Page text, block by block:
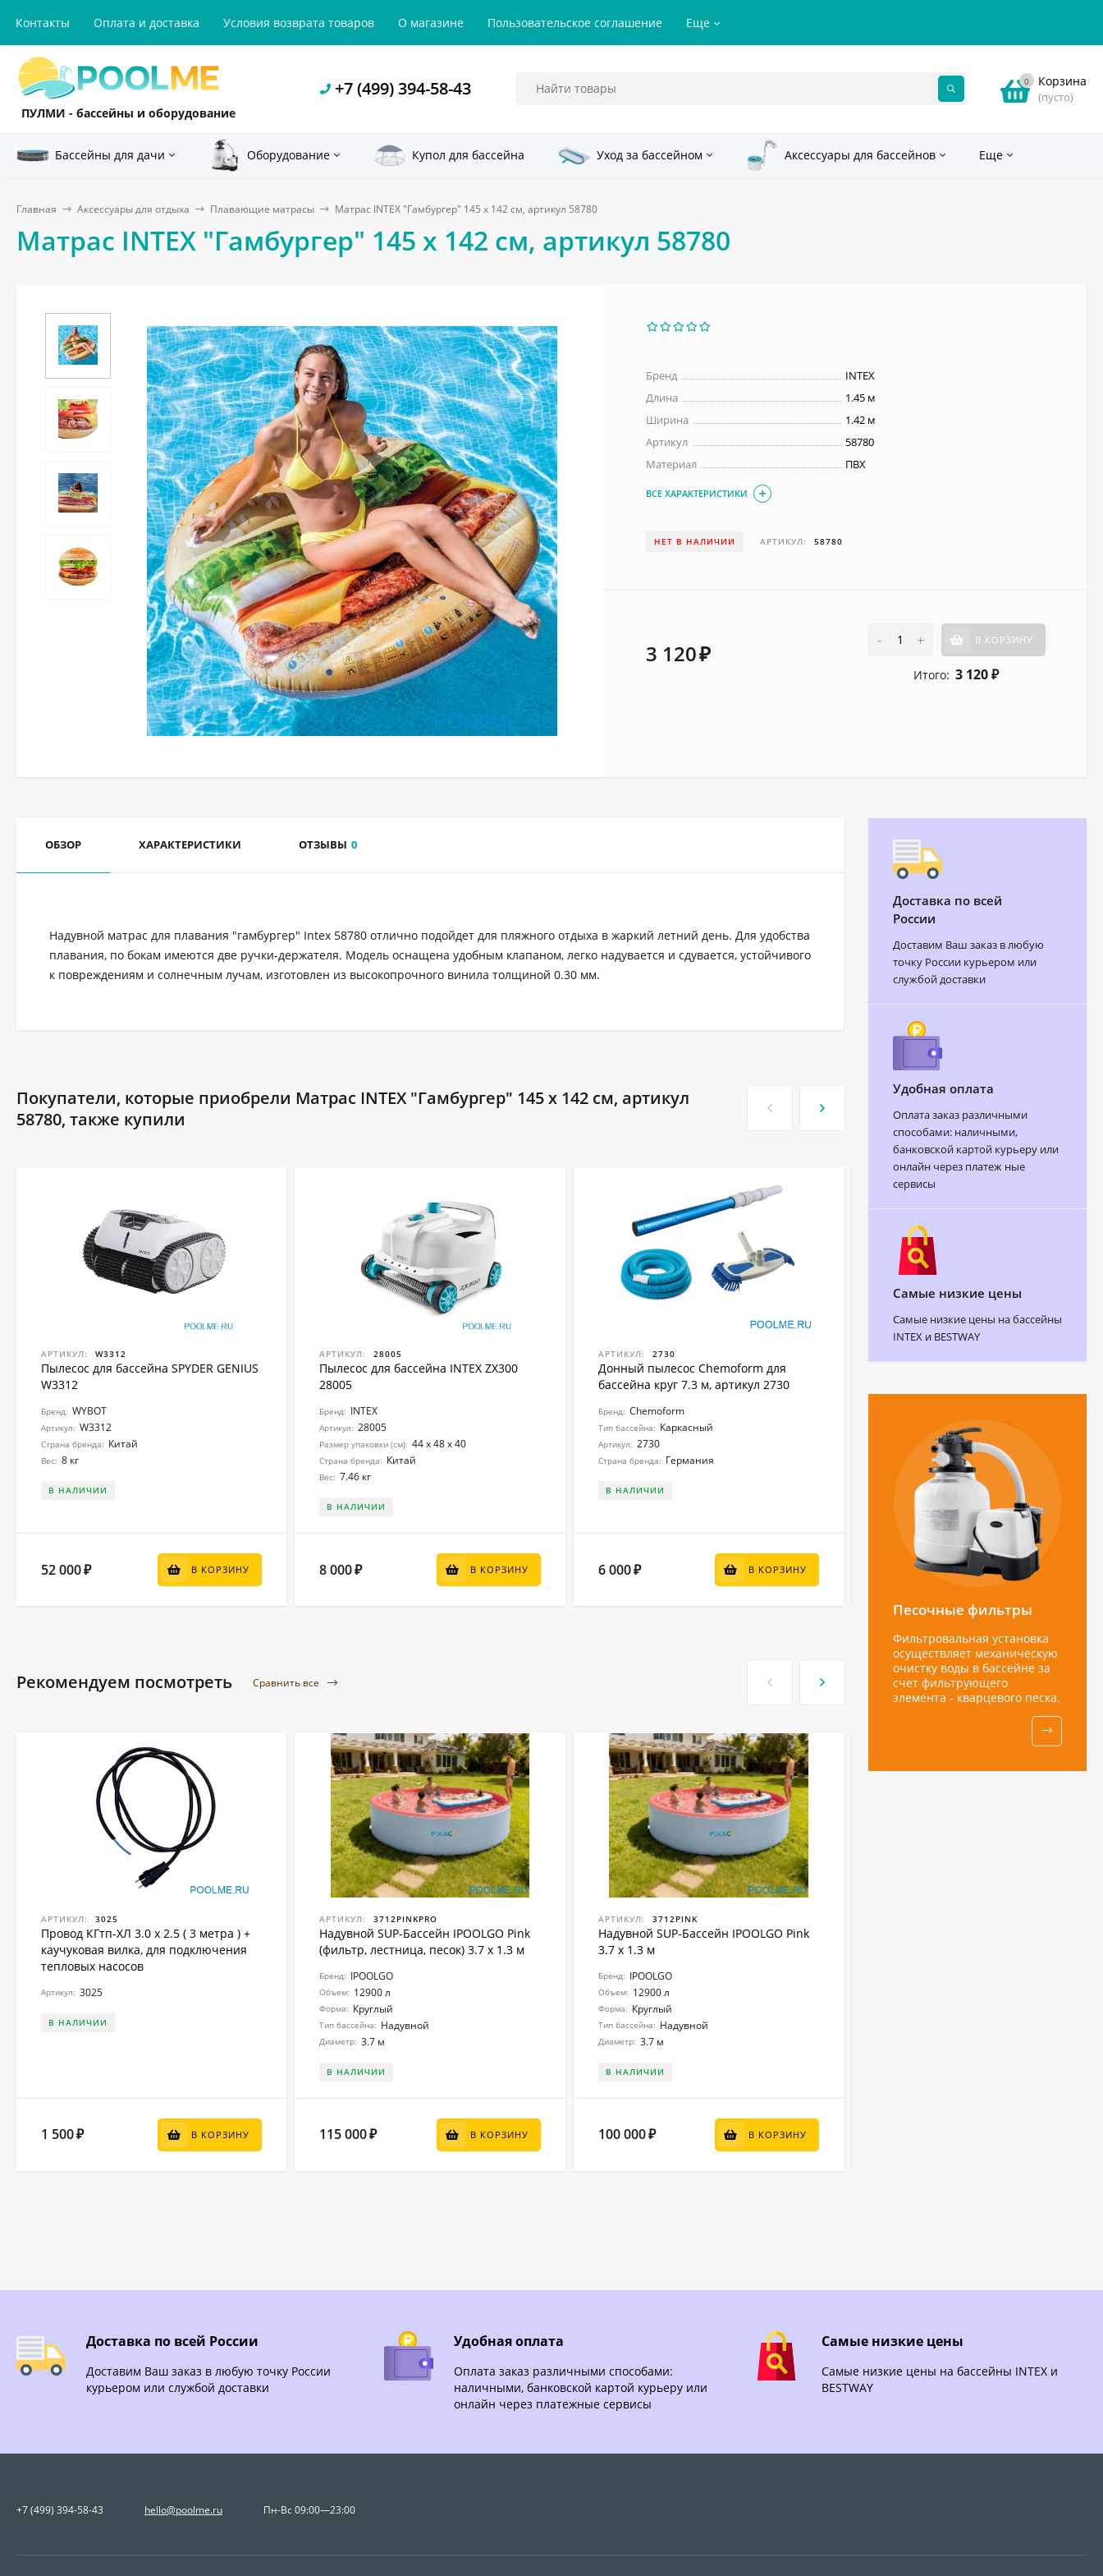
Контакты Оплата и доставка Условия возврата товаров О магазине Пользовательское соглашение Еще
ПУЛМИ - бассейны и оборудование
+7 (499) 394-58-43 0 Корзина
(пусто)
Бассейны для дачи Оборудование Купол для бассейна Уход за бассейном Аксессуары для бассейнов Еще
Главная Аксессуары для отдыха Плавающие матрасы Матрас INTEX "Гамбургер" 145 x 142 см, артикул 58780
Матрас INTEX "Гамбургер" 145 x 142 см, артикул 58780
Бренд
INTEX
Длина
1.45 м
Ширина
1.42 м
Артикул
58780
Материал
ПВХ
ВСЕ ХАРАКТЕРИСТИКИ
НЕТ В НАЛИЧИИ АРТИКУЛ: 58780
3 120₽
- + В КОРЗИНУ
Итого: 3 120₽
ОБЗОР ХАРАКТЕРИСТИКИ ОТЗЫВЫ 0
Надувной матрас для плавания "гамбургер" Intex 58780 отлично подойдет для пляжного отдыха в жаркий летний день. Для удобства
плавания, по бокам имеются две ручки-держателя. Модель оснащена удобным клапаном, легко надувается и сдувается, устойчивого
к повреждениям и солнечным лучам, изготовлен из высокопрочного винила толщиной 0.30 мм.
Покупатели, которые приобрели Матрас INTEX "Гамбургер" 145 x 142 см, артикул
58780, также купили
АРТИКУЛ: W3312
Пылесос для бассейна SPYDER GENIUS
W3312
Бренд: WYBOT
Артикул: W3312
Страна бренда: Китай
Вес: 8 кг
В НАЛИЧИИ
52 000₽ В КОРЗИНУ
АРТИКУЛ: 28005
Пылесос для бассейна INTEX ZX300
28005
Бренд: INTEX
Артикул: 28005
Размер упаковки (см): 44 х 48 х 40
Страна бренда: Китай
Вес: 7.46 кг
В НАЛИЧИИ
8 000₽ В КОРЗИНУ
АРТИКУЛ: 2730
Донный пылесос Chemoform для
бассейна круг 7.3 м, артикул 2730
Бренд: Chemoform
Тип бассейна: Каркасный
Артикул: 2730
Страна бренда: Германия
В НАЛИЧИИ
6 000₽ В КОРЗИНУ
W3312NG
Страна бренда: Китай
7.8 кг
В НАЛИЧИИ
57 000₽ В КОРЗИНУ
Рекомендуем посмотреть Сравнить все
АРТИКУЛ: 3025
Провод КГтп-ХЛ 3.0 x 2.5 ( 3 метра ) +
каучуковая вилка, для подключения
тепловых насосов
Артикул: 3025
В НАЛИЧИИ
1 500₽ В КОРЗИНУ
АРТИКУЛ: 3712PINKPRO
Надувной SUP-Бассейн IPOOLGO Pink
(фильтр, лестница, песок) 3.7 x 1.3 м
Бренд: IPOOLGO
Объем: 12900 л
Форма: Круглый
Тип бассейна: Надувной
Диаметр: 3.7 м
В НАЛИЧИИ
115 000₽ В КОРЗИНУ
АРТИКУЛ: 3712PINK
Надувной SUP-Бассейн IPOOLGO Pink
3.7 x 1.3 м
Бренд: IPOOLGO
Объем: 12900 л
Форма: Круглый
Тип бассейна: Надувной
Диаметр: 3.7 м
В НАЛИЧИИ
100 000₽ В КОРЗИНУ
Доставка по всей
России
Доставим Ваш заказ в любую
точку России курьером или
службой доставки
Удобная оплата
Оплата заказ различными
способами: наличными,
банковской картой курьеру или
онлайн через платеж ные
сервисы
Самые низкие цены
Самые низкие цены на бассейны
INTEX и BESTWAY
Песочные фильтры
Фильтровальная установка
осуществляет механическую
очистку воды в бассейне за
счет фильтрующего
элемента - кварцевого песка.
Доставка по всей России
Доставим Ваш заказ в любую точку России
курьером или службой доставки
Удобная оплата
Оплата заказ различными способами:
наличными, банковской картой курьеру или
онлайн через платежные сервисы
Самые низкие цены
Самые низкие цены на бассейны INTEX и
BESTWAY
+7 (499) 394-58-43 hello@poolme.ru Пн-Вс 09:00—23:00